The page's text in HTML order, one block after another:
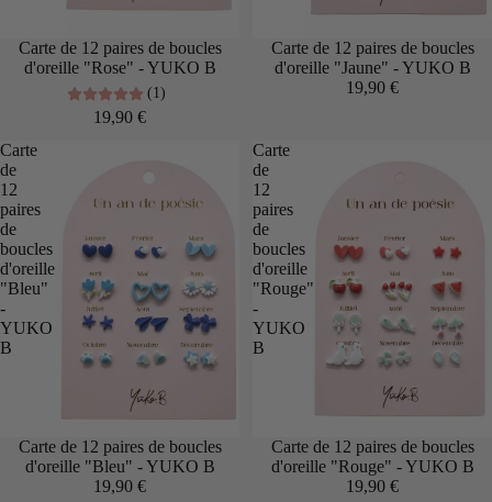
Carte de 12 paires de boucles
d'oreille "Rose" - YUKO B
(1)
19,90 €
Carte de 12 paires de boucles
d'oreille "Jaune" - YUKO B
19,90 €
Carte
de
12
paires
de
boucles
d'oreille
"Bleu"
-
YUKO
B
Carte de 12 paires de boucles
d'oreille "Bleu" - YUKO B
19,90 €
Carte
de
12
paires
de
boucles
d'oreille
"Rouge"
-
YUKO
B
Carte de 12 paires de boucles
d'oreille "Rouge" - YUKO B
19,90 €